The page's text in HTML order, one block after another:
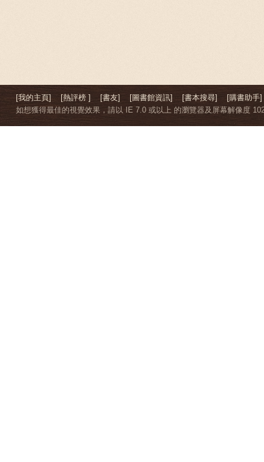
[我的主頁] [熱評榜 ] [書友] [圖書館資訊] [書本搜尋]
[購書助手]
如想獲得最佳的視覺效果，請以 IE 7.0 或以上 的瀏覽器及屏幕解像度